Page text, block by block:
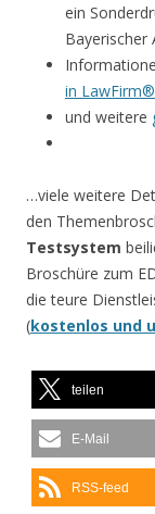
ein
Bayerischer
in LawFirm®
und weitere
…viele weitere
den
Testsystem
Broschüre zum
die teure
(kostenlos und
teilen
E-Mail
RSS-feed